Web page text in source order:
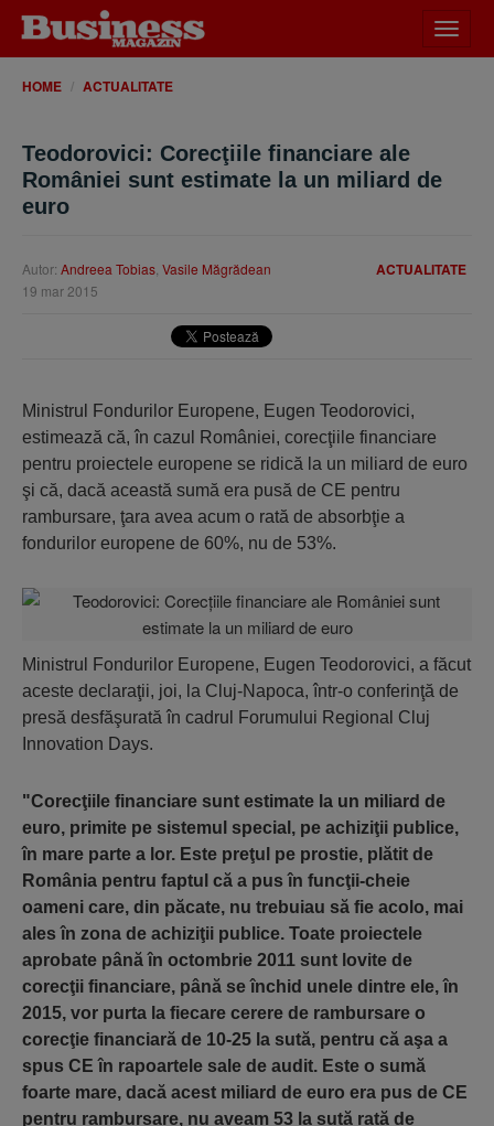
meniu
HOME ACTUALITATE
Teodorovici: Corecţiile financiare ale
României sunt estimate la un miliard de
euro
ACTUALITATE
Autor: Andreea Tobias Vasile Măgrădean
19 mar 2015
Ministrul Fondurilor Europene, Eugen Teodorovici,
estimează că, în cazul României, corecţiile financiare
pentru proiectele europene se ridică la un miliard de euro
şi că, dacă această sumă era pusă de CE pentru
rambursare, ţara avea acum o rată de absorbţie a
fondurilor europene de 60%, nu de 53%.
Ministrul Fondurilor Europene, Eugen Teodorovici, a făcut
aceste declaraţii, joi, la Cluj-Napoca, într-o conferinţă de
presă desfăşurată în cadrul Forumului Regional Cluj
Innovation Days.
"Corecţiile financiare sunt estimate la un miliard de
euro, primite pe sistemul special, pe achiziţii publice,
în mare parte a lor. Este preţul pe prostie, plătit de
România pentru faptul că a pus în funcţii-cheie
oameni care, din păcate, nu trebuiau să fie acolo, mai
ales în zona de achiziţii publice. Toate proiectele
aprobate până în octombrie 2011 sunt lovite de
corecţii financiare, până se închid unele dintre ele, în
2015, vor purta la fiecare cerere de rambursare o
corecţie financiară de 10-25 la sută, pentru că aşa a
spus CE în rapoartele sale de audit. Este o sumă
foarte mare, dacă acest miliard de euro era pus de CE
pentru rambursare, nu aveam 53 la sută rată de